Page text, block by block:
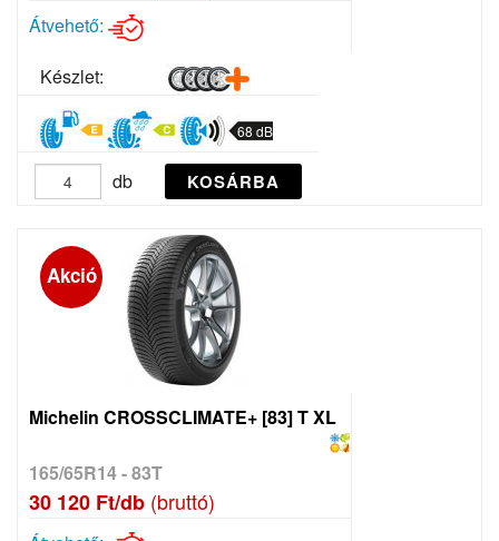
Átvehető:
Készlet:
68 dB
db KOSÁRBA
Akció
Michelin CROSSCLIMATE+ [83] T XL
165/65R14 - 83T
30 120 Ft/db (bruttó)